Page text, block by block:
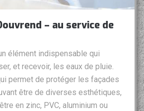
– au service de
élément indispensable qui
et recevoir, les eaux de pluie.
permet de protéger les façades
être de diverses esthétiques,
en zinc, PVC, aluminium ou